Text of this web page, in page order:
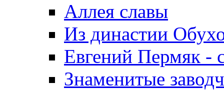
Аллея славы
Из династии
Евгений Пермяк -
Знаменитые